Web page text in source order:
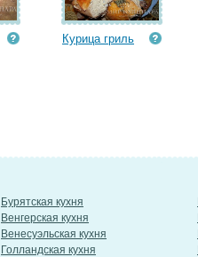
Курица гриль
Бурятская кухня
Венгерская кухня
Венесуэльская кухня
Голландская кухня